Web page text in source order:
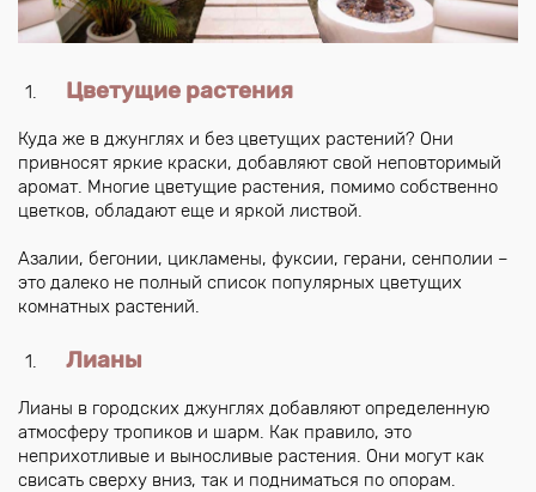
Цветущие растения
Куда же в джунглях и без цветущих растений? Они
привносят яркие краски, добавляют свой неповторимый
аромат. Многие цветущие растения, помимо собственно
цветков, обладают еще и яркой листвой.
Азалии, бегонии, цикламены, фуксии, герани, сенполии –
это далеко не полный список популярных цветущих
комнатных растений.
Лианы
Лианы в городских джунглях добавляют определенную
атмосферу тропиков и шарм. Как правило, это
неприхотливые и выносливые растения. Они могут как
свисать сверху вниз, так и подниматься по опорам.